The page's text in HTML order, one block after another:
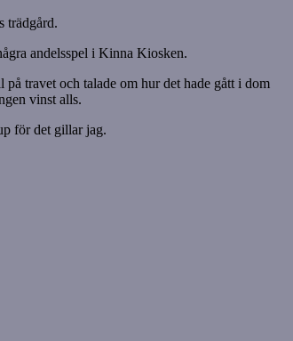
trädgård.
andelsspel i Kinna Kiosken.
travet och talade om hur det hade gått i dom
vinst alls.
för det gillar jag.